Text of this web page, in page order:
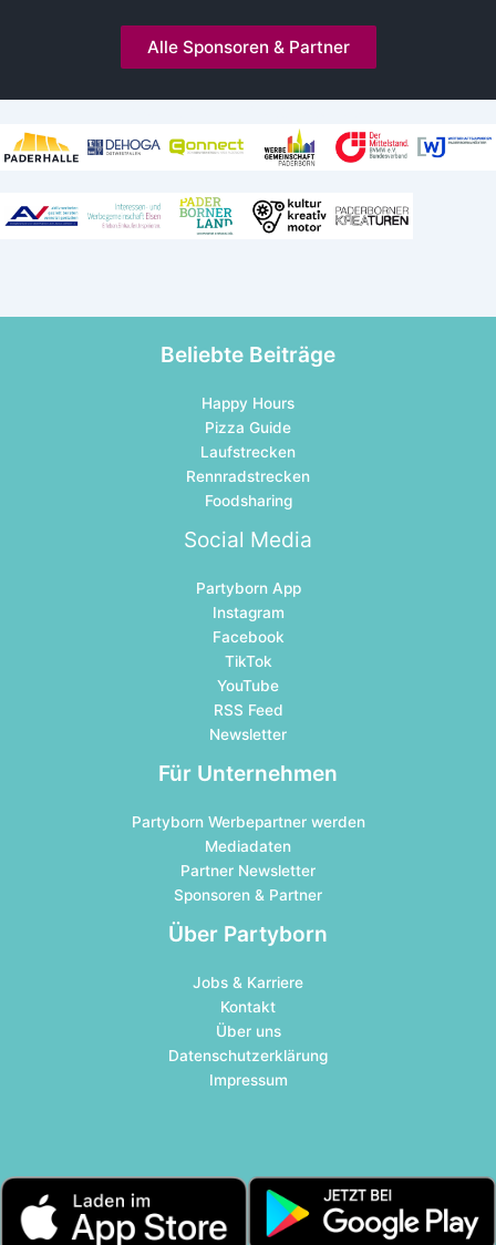
Alle Sponsoren & Partner
Beliebte Beiträge
Happy Hours
Pizza Guide
Laufstrecken
Rennradstrecken
Foodsharing
Social Media
Partyborn App
Instagram
Facebook
TikTok
YouTube
RSS Feed
Newsletter
Für Unternehmen
Partyborn Werbepartner werden
Mediadaten
Partner Newsletter
Sponsoren & Partner
Über Partyborn
Jobs & Karriere
Kontakt
Über uns
Datenschutzerklärung
Impressum